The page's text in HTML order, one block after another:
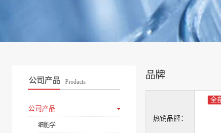
公司产品 Products
公司产品
细胞学
品牌
热销品牌：
全